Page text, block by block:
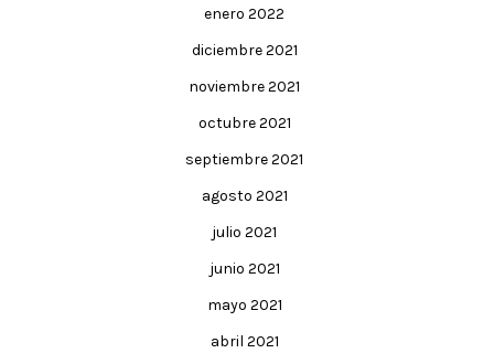
enero 2022
diciembre 2021
noviembre 2021
octubre 2021
septiembre 2021
agosto 2021
julio 2021
junio 2021
mayo 2021
abril 2021